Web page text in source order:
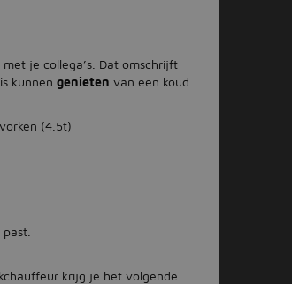
je collega’s. Dat omschrijft
kunnen genieten van een koud
(4.5t)
krijg je het volgende